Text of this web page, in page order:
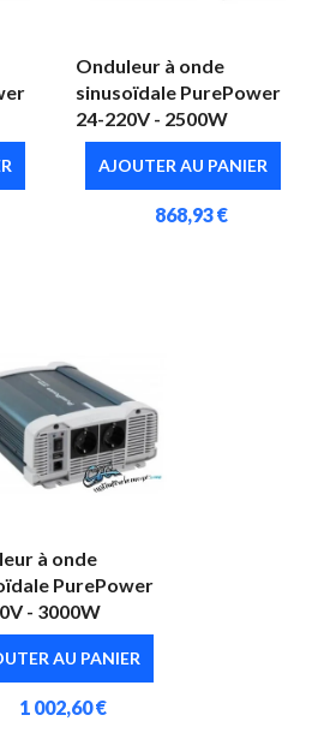
Onduleur à onde
sinusoïdale PurePower
24-220V - 2500W
AJOUTER AU PANIER
868,93 €
à onde
PurePower
- 3000W
AU PANIER
1 002,60 €